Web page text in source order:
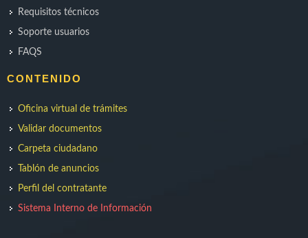
Requisitos técnicos
Soporte usuarios
FAQS
CONTENIDO
Oficina virtual de trámites
Validar documentos
Carpeta ciudadano
Tablón de anuncios
Perfil del contratante
Sistema Interno de Información